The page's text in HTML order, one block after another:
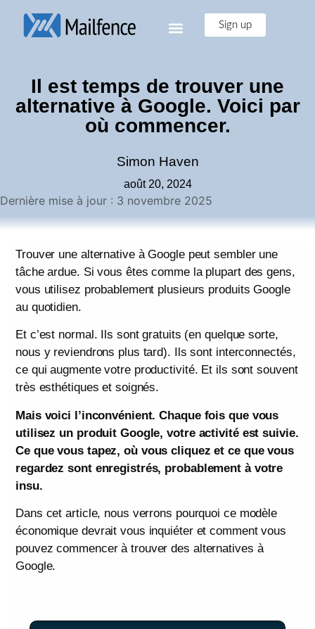
Sign up
Il est temps de trouver une
alternative à Google. Voici par
où commencer.
Simon Haven
août 20, 2024
Dernière mise à jour : 3 novembre 2025
Trouver une alternative à Google peut sembler une
tâche ardue. Si vous êtes comme la plupart des gens,
vous utilisez probablement plusieurs produits Google
au quotidien.
Et c’est normal. Ils sont gratuits (en quelque sorte,
nous y reviendrons plus tard). Ils sont interconnectés,
ce qui augmente votre productivité. Et ils sont souvent
très esthétiques et soignés.
Mais voici l’inconvénient. Chaque fois que vous
utilisez un produit Google, votre activité est suivie.
Ce que vous tapez, où vous cliquez et ce que vous
regardez sont enregistrés, probablement à votre
insu.
Dans cet article, nous verrons pourquoi ce modèle
économique devrait vous inquiéter et comment vous
pouvez commencer à trouver des alternatives à
Google.